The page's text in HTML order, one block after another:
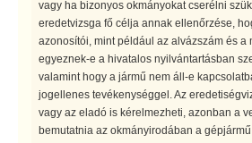
vagy ha bizonyos okmányokat cserélni
eredetvizsga fő célja annak ellenőrzése,
azonosítói, mint például az alvázszám és a
egyeznek-e a hivatalos nyilvántartásban
valamint hogy a jármű nem áll-e
jogellenes tevékenységgel. Az
vagy az eladó is kérelmezheti, azonban a
bemutatnia az okmányirodában a